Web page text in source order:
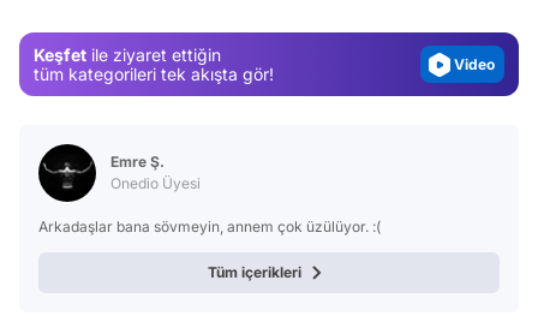
Keşfet ile ziyaret ettiğin
tüm kategorileri tek akışta gör!
Video
Test
Emre Ş.
Onedio Üyesi
Arkadaşlar bana sövmeyin, annem çok üzülüyor. :(
Tüm içerikleri